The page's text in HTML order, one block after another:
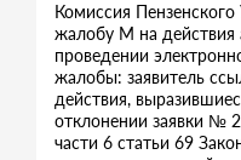
Комиссия
жалобу М на действия
проведении
жалобы: заявитель
действия,
отклонении заявки №
части 6 статьи 69